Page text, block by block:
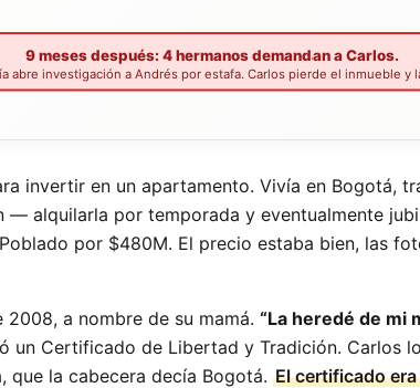
9 meses después: 4 hermanos demandan a Carlos.
abre investigación a Andrés por estafa. Carlos pierde el inmueble y
invertir en un apartamento. Vivía en Bogotá,
— alquilarla por temporada y eventualmente
por $480M. El precio estaba bien, las
a nombre de su mamá. “La heredé de mi
un Certificado de Libertad y Tradición. Carlos
que la cabecera decía Bogotá. El certificado